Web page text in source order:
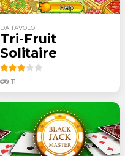
DA TAVOLO
Tri-Fruit
Solitaire
11